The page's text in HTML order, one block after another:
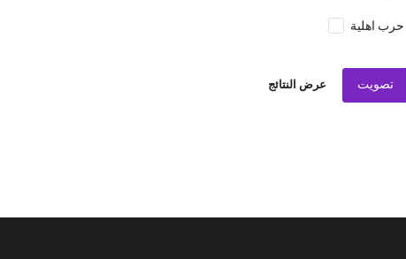
حرب اهلية
تصويت عرض النتائج